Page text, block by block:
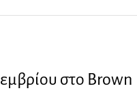
στο Brown